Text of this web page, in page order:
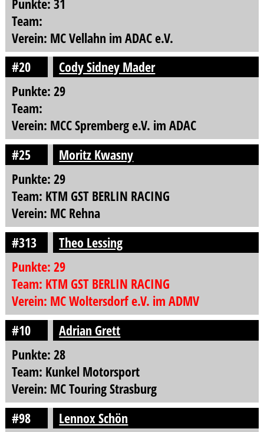
Team:
Verein: MC Vellahn im ADAC e.V.
#20
Cody Sidney Mader
Punkte: 29
Team:
Verein: MCC Spremberg e.V. im ADAC
#25
Moritz Kwasny
Punkte: 29
Team: KTM GST BERLIN RACING
Verein: MC Rehna
#313
Theo Lessing
Punkte: 29
Team: KTM GST BERLIN RACING
Verein: MC Woltersdorf e.V. im ADMV
#10
Adrian Grett
Punkte: 28
Team: Kunkel Motorsport
Verein: MC Touring Strasburg
#98
Lennox Schön